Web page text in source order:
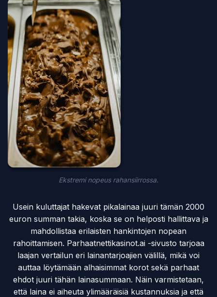
Ekstremi nopeus rahansiirrossa.
Usein kuluttajat hakevat pikalainaa juuri tämän 2000
euron summan takia, koska se on helposti hallittava ja
mahdollistaa erilaisten hankintojen nopean
rahoittamisen. Parhaatnettikasinot.ai -sivusto tarjoaa
laajan vertailun eri lainantarjoajien välillä, mikä voi
auttaa löytämään alhaisimmat korot sekä parhaat
ehdot juuri tähän lainasummaan. Näin varmistetaan,
että laina ei aiheuta ylimääräisiä kustannuksia ja että